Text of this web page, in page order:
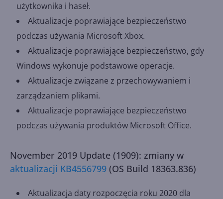
użytkownika i haseł.
Aktualizacje poprawiające bezpieczeństwo
podczas używania Microsoft Xbox.
Aktualizacje poprawiające bezpieczeństwo, gdy
Windows wykonuje podstawowe operacje.
Aktualizacje związane z przechowywaniem i
zarządzaniem plikami.
Aktualizacje poprawiające bezpieczeństwo
podczas używania produktów Microsoft Office.
November 2019 Update (1909): zmiany w
aktualizacji KB4556799 (OS Build 18363.836)
Aktualizacja daty rozpoczęcia roku 2020 dla